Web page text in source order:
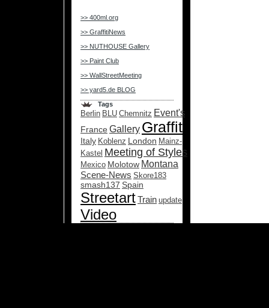
>> 400ml.org
>> GraffitiNews
>> NUTHOUSE Gallery
>> Paint Club
>> WallStreetMeeting
>> yard5.de BLOG
Tags
Berlin BLU Chemnitz Event's
FranceGallery Graffiti
Italy Koblenz London Mainz-
Kastel Meeting of Styles
Mexico Molotow Montana
Scene-News Skore183
smash137 Spain
StreetartTrain update
Video